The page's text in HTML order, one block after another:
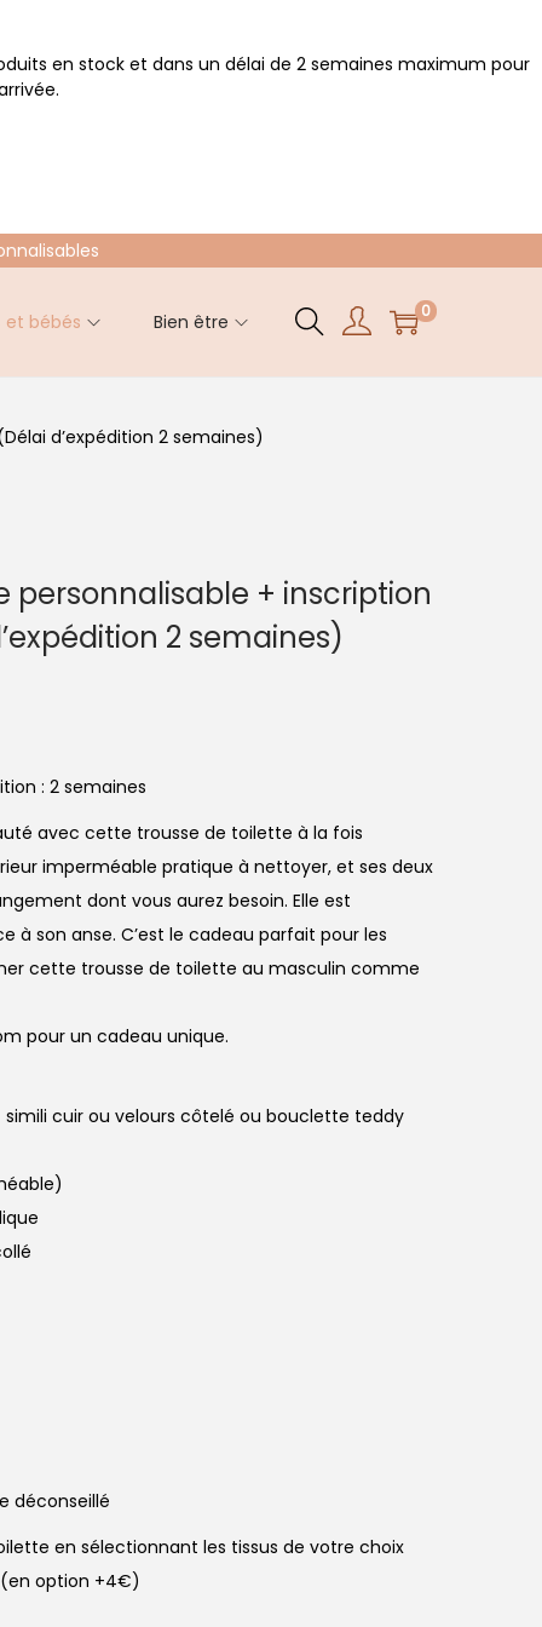
en stock et dans un délai de 2 semaines maximum pour
et bébés Bien être 0
d’expédition 2 semaines)
personnalisable + inscription
2 semaines)
: 2 semaines
avec cette trousse de toilette à la fois
imperméable pratique à nettoyer, et ses deux
dont vous aurez besoin. Elle est
à son anse. C’est le cadeau parfait pour les
cette trousse de toilette au masculin comme
pour un cadeau unique.
cuir ou velours côtelé ou bouclette teddy
déconseillé
en sélectionnant les tissus de votre choix
option +4€)